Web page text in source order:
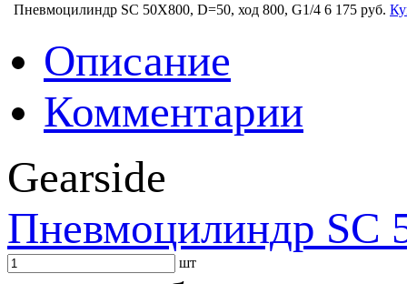
Пневмоцилиндр SC 50X800, D=50, ход 800, G1/4 6 175 руб.
Описание
Комментарии
Gearside
Пневмоцилиндр SC
шт